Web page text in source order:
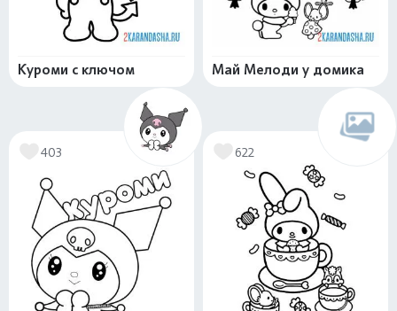
Куроми с ключом Май Мелоди у домика
403 622